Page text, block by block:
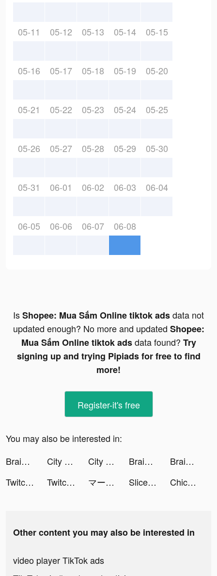
05-11 05-12 05-13 05-14 05-15
05-16 05-17 05-18 05-19 05-20
05-21 05-22 05-23 05-24 05-25
05-26 05-27 05-28 05-29 05-30
05-31 06-01 06-02 06-03 06-04
06-05 06-06 06-07 06-08
IsShopee: Mua Sắm Online tiktok adsdata not
updated enough? No more and updated Shopee:
Mua Sắm Online tiktok adsdata found? Try
signing up and trying Pipiads for free to find
more!
Register-it's free
You may also be interested in:
Brain Out tiktok ads
City Takeover tiktok ads City Takeover tiktok ads Brain Test 2: Tricky Stories tiktok ads
Brain Test 2: Tricky Stories tiktok ads
Twitch: Live Game Streaming tiktok ads
Twitch: Live Game Streaming tiktok ads マージスネーク(Merge Snake!) tiktok ads Slice It All! tiktok ads Chicy tiktok ads
Other content you may also be interested in
video player TikTok ads